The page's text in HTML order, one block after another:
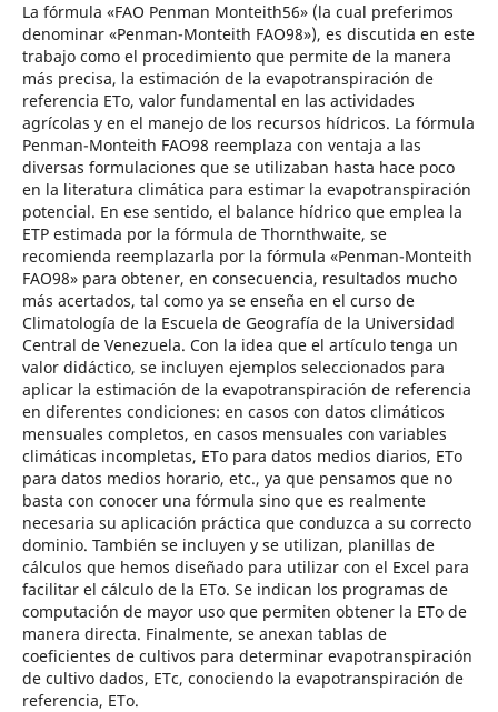
La fórmula «FAO Penman Monteith56» (la cual preferimos
denominar «Penman-Monteith FAO98»), es discutida en este
trabajo como el procedimiento que permite de la manera
más precisa, la estimación de la evapotranspiración de
referencia ETo, valor fundamental en las actividades
agrícolas y en el manejo de los recursos hídricos. La fórmula
Penman-Monteith FAO98 reemplaza con ventaja a las
diversas formulaciones que se utilizaban hasta hace poco
en la literatura climática para estimar la evapotranspiración
potencial. En ese sentido, el balance hídrico que emplea la
ETP estimada por la fórmula de Thornthwaite, se
recomienda reemplazarla por la fórmula «Penman-Monteith
FAO98» para obtener, en consecuencia, resultados mucho
más acertados, tal como ya se enseña en el curso de
Climatología de la Escuela de Geografía de la Universidad
Central de Venezuela. Con la idea que el artículo tenga un
valor didáctico, se incluyen ejemplos seleccionados para
aplicar la estimación de la evapotranspiración de referencia
en diferentes condiciones: en casos con datos climáticos
mensuales completos, en casos mensuales con variables
climáticas incompletas, ETo para datos medios diarios, ETo
para datos medios horario, etc., ya que pensamos que no
basta con conocer una fórmula sino que es realmente
necesaria su aplicación práctica que conduzca a su correcto
dominio. También se incluyen y se utilizan, planillas de
cálculos que hemos diseñado para utilizar con el Excel para
facilitar el cálculo de la ETo. Se indican los programas de
computación de mayor uso que permiten obtener la ETo de
manera directa. Finalmente, se anexan tablas de
coeficientes de cultivos para determinar evapotranspiración
de cultivo dados, ETc, conociendo la evapotranspiración de
referencia, ETo.